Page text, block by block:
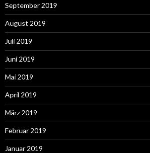
September 2019
August 2019
Juli 2019
Juni 2019
Mai 2019
April 2019
März 2019
Februar 2019
Januar 2019